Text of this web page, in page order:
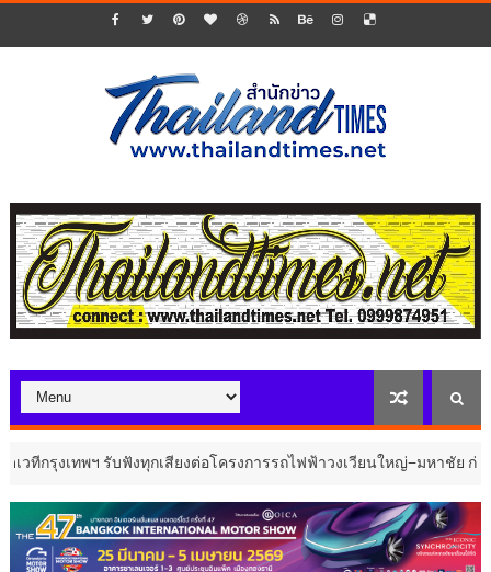
งเทพฯ รับฟังทุกเสียงต่อโครงการรถไฟฟ้าวงเวียนใหญ่–มหาชัย ก่อนสรุปผ